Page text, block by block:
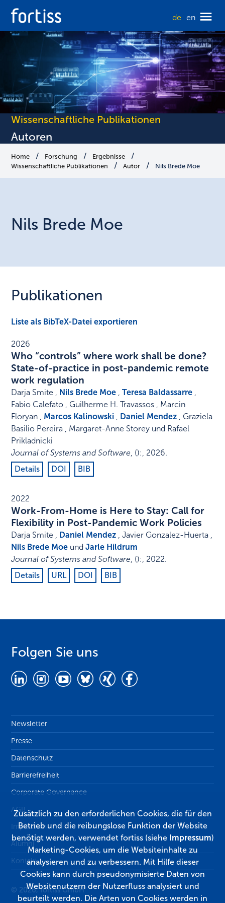
de en
Wissenschaftliche Publikationen
Autoren
Home Forschung
Ergebnisse
Wissenschaftliche Publikationen
Autor Nils Brede Moe
Nils Brede Moe
Publikationen
Liste als BibTeX-Datei exportieren
2026
Who “controls” where work shall be done?
State-of-practice in post-pandemic remote
work regulation
Darja Smite , Nils Brede Moe ,Teresa Baldassarre ,
Fabio Calefato , Guilherme H. Travassos , Marcin
Floryan , Marcos Kalinowski , Daniel Mendez , Graziela
Basilio Pereira , Margaret-Anne Storey und Rafael
Prikladnicki
Journal of Systems and Software, ():, 2026.
Details
DOI BIB
2022
Work-From-Home is Here to Stay: Call for
Flexibility in Post-Pandemic Work Policies
Darja Smite , Daniel Mendez , Javier Gonzalez-Huerta ,
Nils Brede Moe undJarle Hildrum
Journal of Systems and Software, ():, 2022.
Details
URL DOI BIB
Folgen Sie uns
Newsletter
Presse
Datenschutz
Barrierefreiheit
Corporate Governance
AGB
Impressum
Alumni
Kontakt
© 2026, fortiss GmbH
Zusätzlich zu den erforderlichen Cookies, die für den
Betrieb und die reibungslose Funktion der Website
benötigt werden, verwendet fortiss (siehe Impressum)
Marketing-Cookies, um die Websiteinhalte zu
analysieren und zu verbessern. Mit Hilfe dieser
Cookies kann durch pseudonymisierte Daten von
Websitenutzern der Nutzerfluss analysiert und
beurteilt werden. Die Arten von Cookies werden in